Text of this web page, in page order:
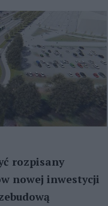
rozpisany
nowej inwestycji